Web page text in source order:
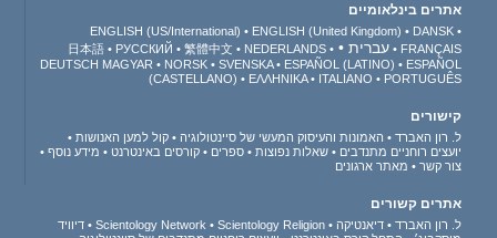
אתרים בינלאומיים
ENGLISH (US/International) ENGLISH (United Kingdom)
DANSK
FRANÇAIS
עברית 日本語 РУССКИЙ 繁體中文
NEDERLANDS
DEUTSCH MAGYAR NORSK SVENSKA ESPAÑOL (LATINO)
ESPAÑOL
(CASTELLANO)
ΕΛΛΗΝΙΚA ITALIANO PORTUGUÊS
קישורים
ל. רון האברד האמונות והעיסוק המעשי של סיינטולוגיה
קול למען האנושות
יועצים רוחניים מתנדבים
שאלות נפוצות ספרים קורסים באינטרנט
מידע נוסף
צור קשר
מאתר ארגונים
אתרים קשורים
ל. רון האברד דיאנטיקה Scientology Network Scientology Religion
דיוויד